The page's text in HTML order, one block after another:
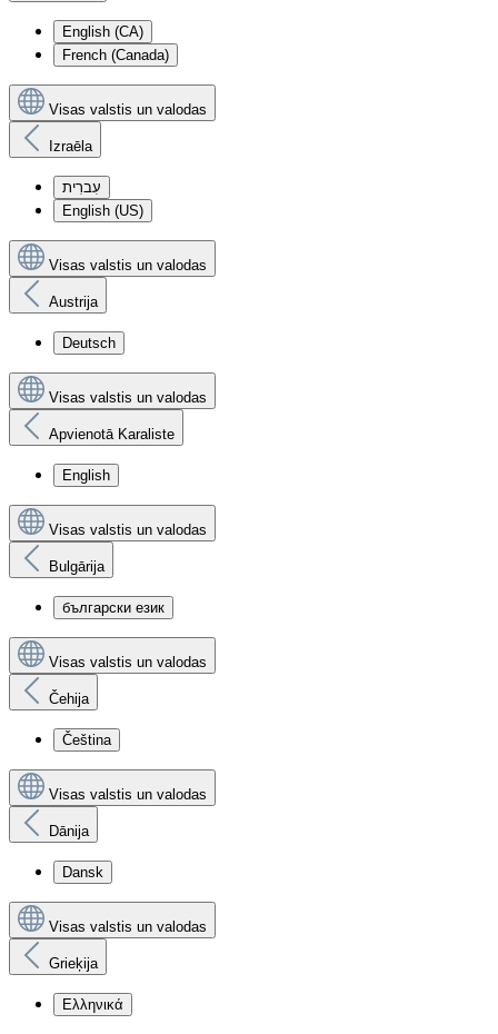
English (CA)
French (Canada)
Visas valstis un valodas
Izraēla
עִברִית
English (US)
Visas valstis un valodas
Austrija
Deutsch
Visas valstis un valodas
Apvienotā Karaliste
English
Visas valstis un valodas
Bulgārija
български език
Visas valstis un valodas
Čehija
Čeština
Visas valstis un valodas
Dānija
Dansk
Visas valstis un valodas
Grieķija
Ελληνικά